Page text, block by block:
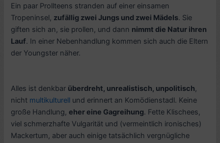
Ein paar Prollteens stranden auf einer einsamen
Tropeninsel, zufällig zwei Jungs und zwei Mädels. Sie
giften sich an, sie prollen, und dann nimmt die Natur ihren
Lauf. In einer Nebenhandlung kommen sich auch die Eltern
der Youngster näher.
Alles ist denkbar überdreht, unrealistisch, unpolitisch,
nicht multikulturell und erinnert an Komödienstadl. Keine
große Handlung,eher eine Gagreihung. Fette Klischees,
viel schmerzhafte Vulgarität und (vermeintlich ironisches)
Mackertum, aber auch einige tatsächlich vergnügliche